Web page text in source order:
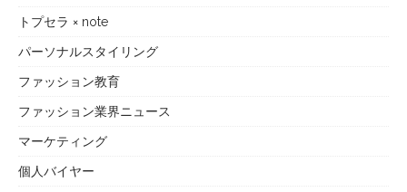
トプセラ × note
パーソナルスタイリング
ファッション教育
ファッション業界ニュース
マーケティング
個人バイヤー